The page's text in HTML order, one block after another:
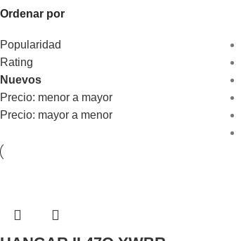
Ordenar por
Popularidad
Rating
Nuevos
Precio: menor a mayor
Precio: mayor a menor